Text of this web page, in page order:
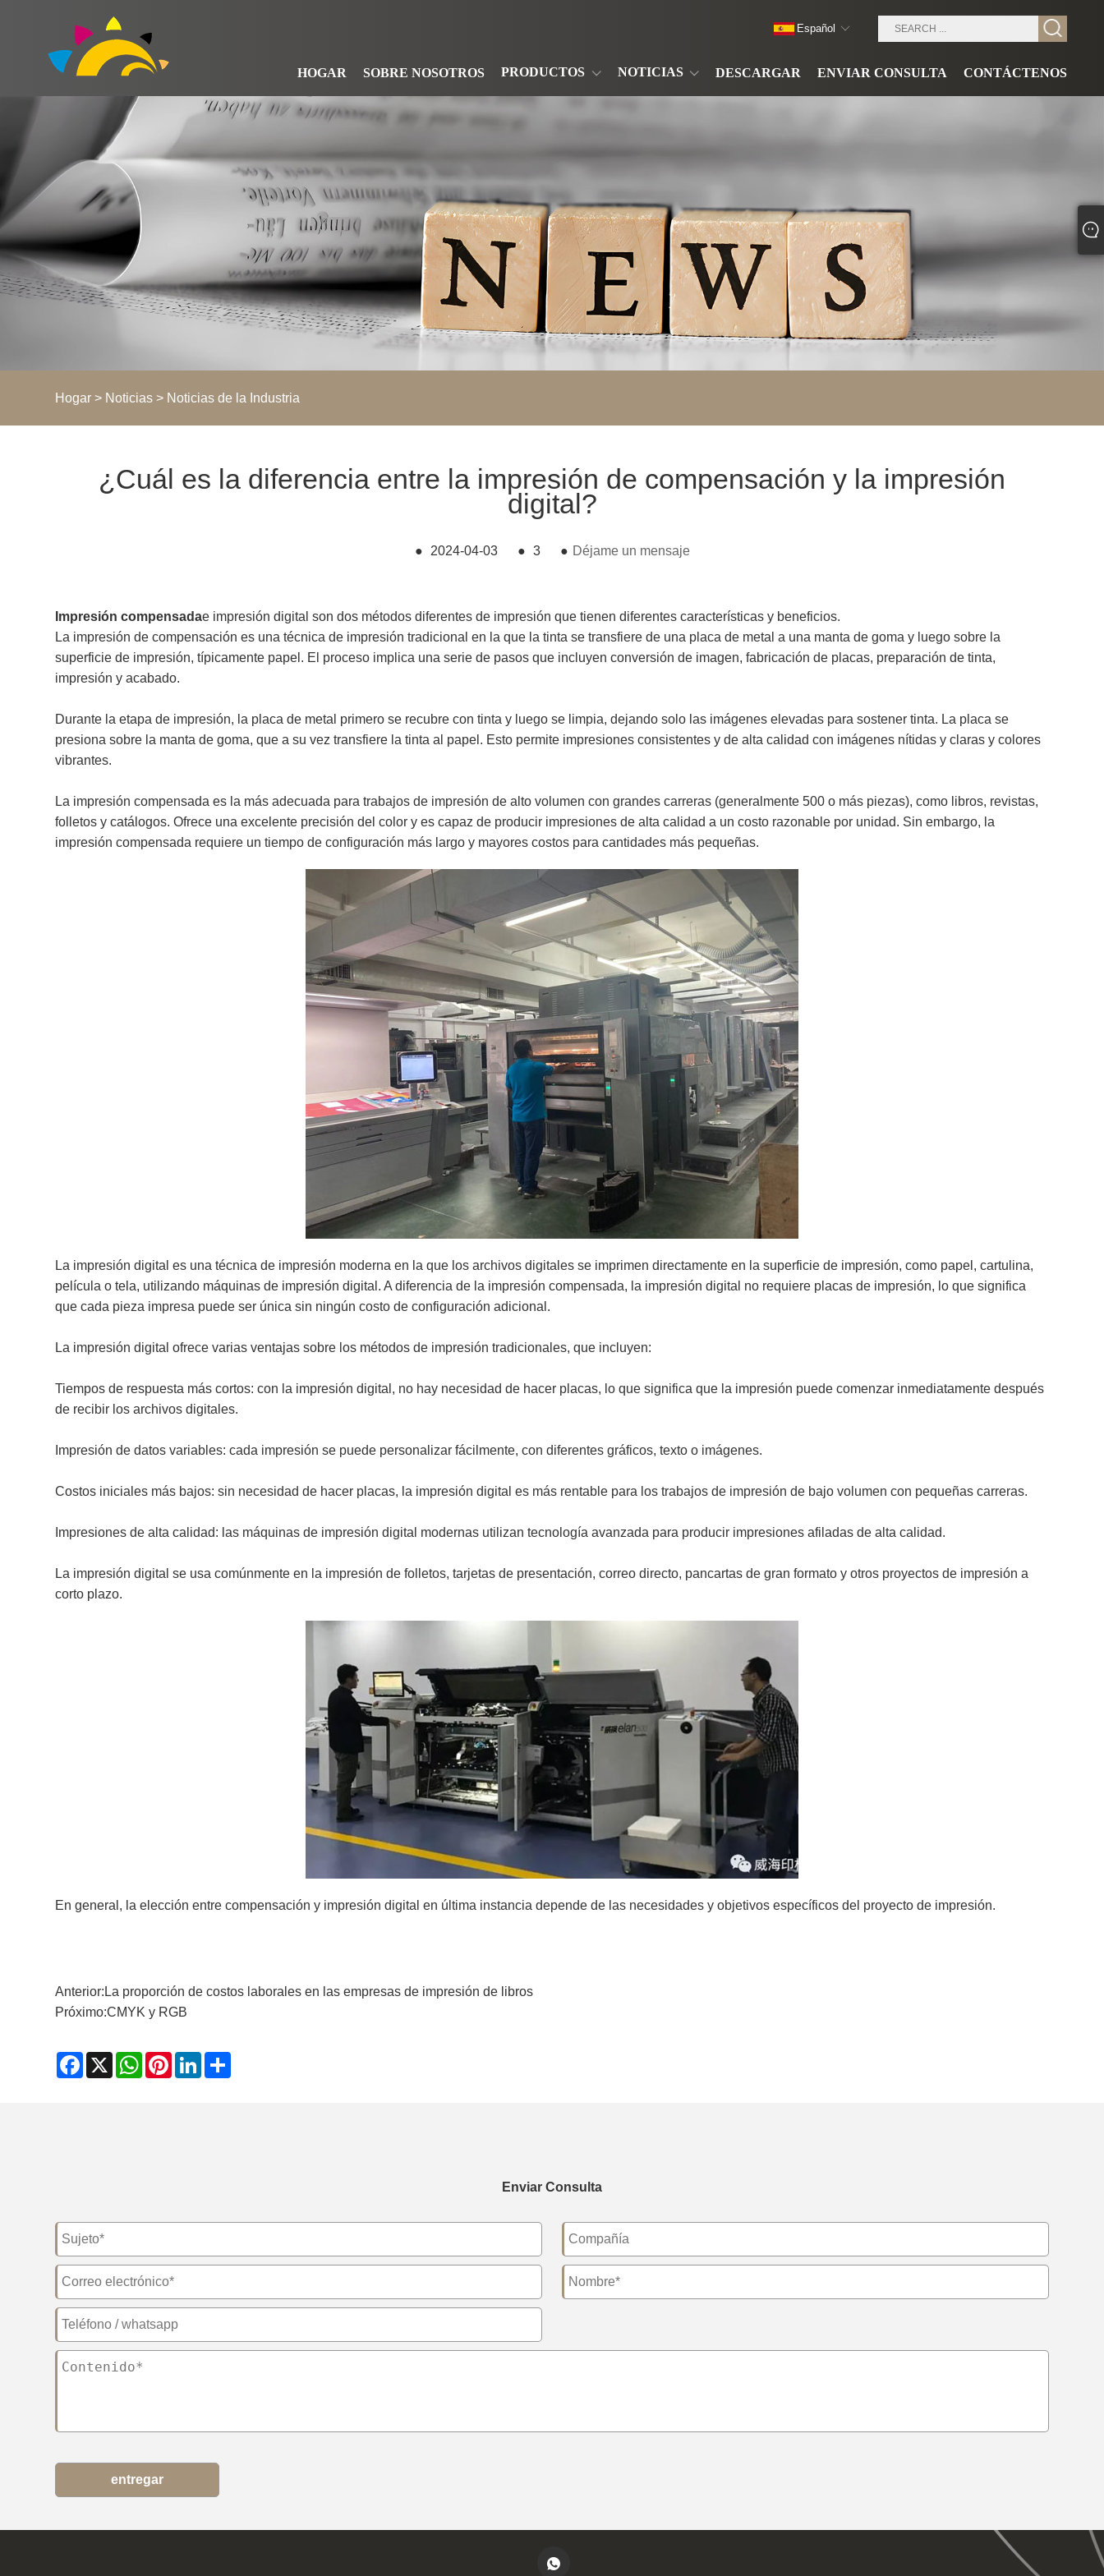
HOGAR SOBRE NOSOTROS PRODUCTOS NOTICIAS DESCARGAR ENVIAR CONSULTA CONTÁCTENOS
Español
Hogar > Noticias > Noticias de la Industria
¿Cuál es la diferencia entre la impresión de compensación y la impresión
digital?
● 2024-04-03 ● 3 ● Déjame un mensaje
Impresión compensadae impresión digital son dos métodos diferentes de impresión que tienen diferentes características y beneficios.
La impresión de compensación es una técnica de impresión tradicional en la que la tinta se transfiere de una placa de metal a una manta de goma y luego sobre la
superficie de impresión, típicamente papel. El proceso implica una serie de pasos que incluyen conversión de imagen, fabricación de placas, preparación de tinta,
impresión y acabado.
Durante la etapa de impresión, la placa de metal primero se recubre con tinta y luego se limpia, dejando solo las imágenes elevadas para sostener tinta. La placa se
presiona sobre la manta de goma, que a su vez transfiere la tinta al papel. Esto permite impresiones consistentes y de alta calidad con imágenes nítidas y claras y colores
vibrantes.
La impresión compensada es la más adecuada para trabajos de impresión de alto volumen con grandes carreras (generalmente 500 o más piezas), como libros, revistas,
folletos y catálogos. Ofrece una excelente precisión del color y es capaz de producir impresiones de alta calidad a un costo razonable por unidad. Sin embargo, la
impresión compensada requiere un tiempo de configuración más largo y mayores costos para cantidades más pequeñas.
La impresión digital es una técnica de impresión moderna en la que los archivos digitales se imprimen directamente en la superficie de impresión, como papel, cartulina,
película o tela, utilizando máquinas de impresión digital. A diferencia de la impresión compensada, la impresión digital no requiere placas de impresión, lo que significa
que cada pieza impresa puede ser única sin ningún costo de configuración adicional.
La impresión digital ofrece varias ventajas sobre los métodos de impresión tradicionales, que incluyen:
Tiempos de respuesta más cortos: con la impresión digital, no hay necesidad de hacer placas, lo que significa que la impresión puede comenzar inmediatamente después
de recibir los archivos digitales.
Impresión de datos variables: cada impresión se puede personalizar fácilmente, con diferentes gráficos, texto o imágenes.
Costos iniciales más bajos: sin necesidad de hacer placas, la impresión digital es más rentable para los trabajos de impresión de bajo volumen con pequeñas carreras.
Impresiones de alta calidad: las máquinas de impresión digital modernas utilizan tecnología avanzada para producir impresiones afiladas de alta calidad.
La impresión digital se usa comúnmente en la impresión de folletos, tarjetas de presentación, correo directo, pancartas de gran formato y otros proyectos de impresión a
corto plazo.
En general, la elección entre compensación y impresión digital en última instancia depende de las necesidades y objetivos específicos del proyecto de impresión.
Anterior: La proporción de costos laborales en las empresas de impresión de libros
Próximo:CMYK y RGB
Facebook
X WhatsApp
PinterestLinkedIn
Enviar Consulta
entregar